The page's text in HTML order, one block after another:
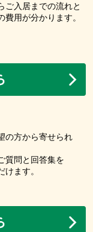
ご入居までの流れと
費用が分かります。
の方から寄せられ
質問と回答集を
けます。